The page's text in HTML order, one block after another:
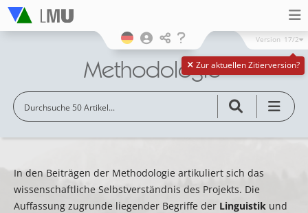
Zur aktuellen Zitierversion?
Version 17/2
Methodologie
In den Beiträgen der Methodologie artikuliert sich das
wissenschaftliche Selbstverständnis des Projekts. Die
Auffassung zugrunde liegender Begriffe der Linguistik und